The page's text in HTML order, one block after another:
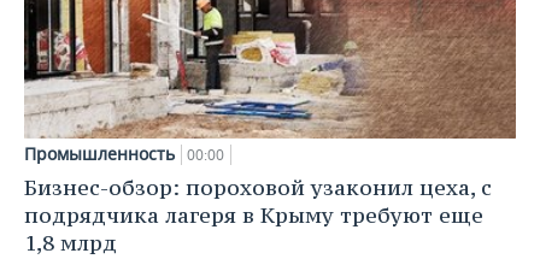
Промышленность 00:00
Бизнес-обзор: пороховой узаконил цеха, с
подрядчика лагеря в Крыму требуют еще
1,8 млрд